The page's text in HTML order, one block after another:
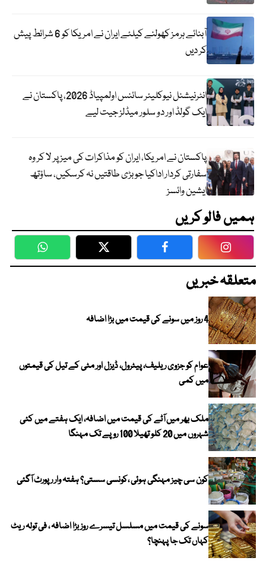
آبنائے ہرمز کھولنے کیلئے ایران نے امریکا کو 6 شرائط پیش
کر دیں
انٹرنیشنل نیوکلیئر سائنس اولمپیاڈ 2026، پاکستان نے
ایک گولڈ اور دو سلور میڈلز جیت لیے
پاکستان نے امریکا، ایران کو مذاکرات کی میز پر لا کر وہ
سفارتی کردار اداکیا جو بڑی طاقتیں نہ کرسکیں، ساؤتھ
ایشین وائسز
ہمیں فالو کریں
WhatsApp Twitter Facebook
متعلقہ خبریں
4 روز میں سونے کی قیمت میں بڑا اضافہ
عوام کو جزوی ریلیف، پیٹرول، ڈیزل اور مٹی کے تیل کی قیمتوں
میں کمی
ملک بھر میں آٹے کی قیمت میں اضافہ، ایک ہفتے میں کئی
شہروں میں 20 کلو تھیلا 100 روپے تک مہنگا
کون سی چیز مہنگی ہوئی ،کونسی سستی؟ ہفتہ وار رپورٹ آگئی
سونے کی قیمت میں مسلسل تیسرے روز بڑا اضافہ ، فی تولہ ریٹ
کہاں تک جا پہنچا؟